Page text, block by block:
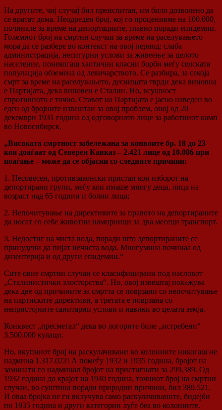
На другите, чиј случај бил преиспитан, им било дозволено да
се вратат дома. Неодреден број, кој го проценивме на 100.000,
починале за време на депортациите, главно поради епидемии.
Големиот број на смртни случаи за време на раселувањето
мора да се разбере во контекст на овој период: слаба
администрација, несигурни услови за живеење за целото
население, понекогаш хаотични класни борби меѓу селската
популација обземена од левичарството. Се разбира, за секоја
смрт за време на раселувањето, десницата тврди дека виновна
е Партијата, дека виновен е Сталин. Но, всушност
спротивното е точно. Ставот на Партијата е јасно наведен во
еден од бројните извештаи за овој проблем, оној од 20
декември 1931 година од одговорното лице за работниот камп
во Новосибирск.
„Високата смртност забележана за конвоите бр. 18 до 23
кои доаѓаат од Северен Кавказ – 2.421 лице од 10.086 при
поаѓање – може да се објасни со следните причини:
1. Несовесен, противзаконски пристап кон изборот на
депортирани групи, меѓу кои имаше многу деца, лица на
возраст над 65 години и болни лица;
2. Непочитување на директивите за правото на депортираните
да носат со себе животни намирници за два месеци транспорт.
3. Недостиг на чиста вода, поради што депортираните се
принудени да пијат нечиста вода. Многумина починаа од
дизентерија и од други епидемии.“
Сите овие смртни случаи се класифицирани под насловот
„Сталинистички злосторства“. Но, овој извештај покажува
дека две од причините за смртта се поврзани со непочитување
на партиските директиви, а третата е поврзана со
непристојните санитарни услови и навики во целата земја.
Конквест „пресметал“ дека во логорите биле „истребени“
3.500.000 кулаци.
Но, вкупниот број на раскулачивани во колониите никогаш не
надмина 1.317.022! А помеѓу 1932 и 1935 година, бројот на
заминати го надминал бројот на пристигнати за 299.389. Од
1932 година до крајот на 1940 година, точниот број на смртни
случаи, во суштина поради природни причини, бил 389.521.
И оваа бројка не ги вклучува само раскулачиваните, бидејќи
по 1935 година и други категории луѓе беа во колониите.